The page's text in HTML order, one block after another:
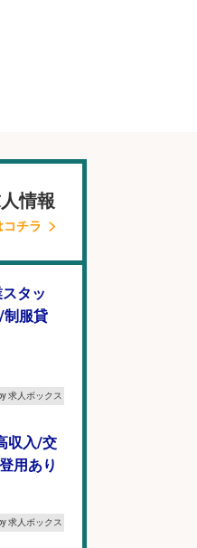
情報
チラ
タッ
制服貸
求人ボックス
収入/交
用あり
求人ボックス